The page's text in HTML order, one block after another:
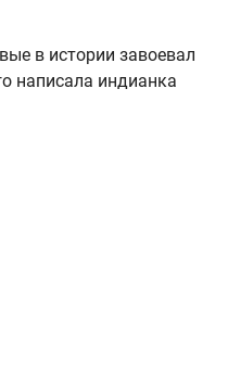
в истории завоевал
написала индианка